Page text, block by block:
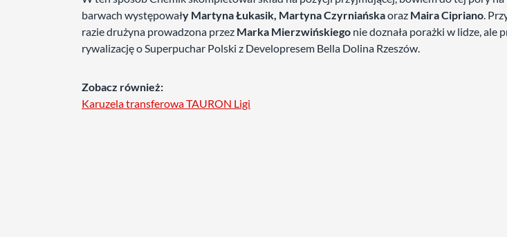
barwach występowały Martyna Łukasik, Martyna Czyrniańskaoraz Maira Cipriano.
razie drużyna prowadzona przez Marka Mierzwińskiego nie doznała porażki w lidze, ale
rywalizację o Superpuchar Polski z Developresem Bella Dolina Rzeszów.
Zobacz również:
Karuzela transferowa TAURON Ligi